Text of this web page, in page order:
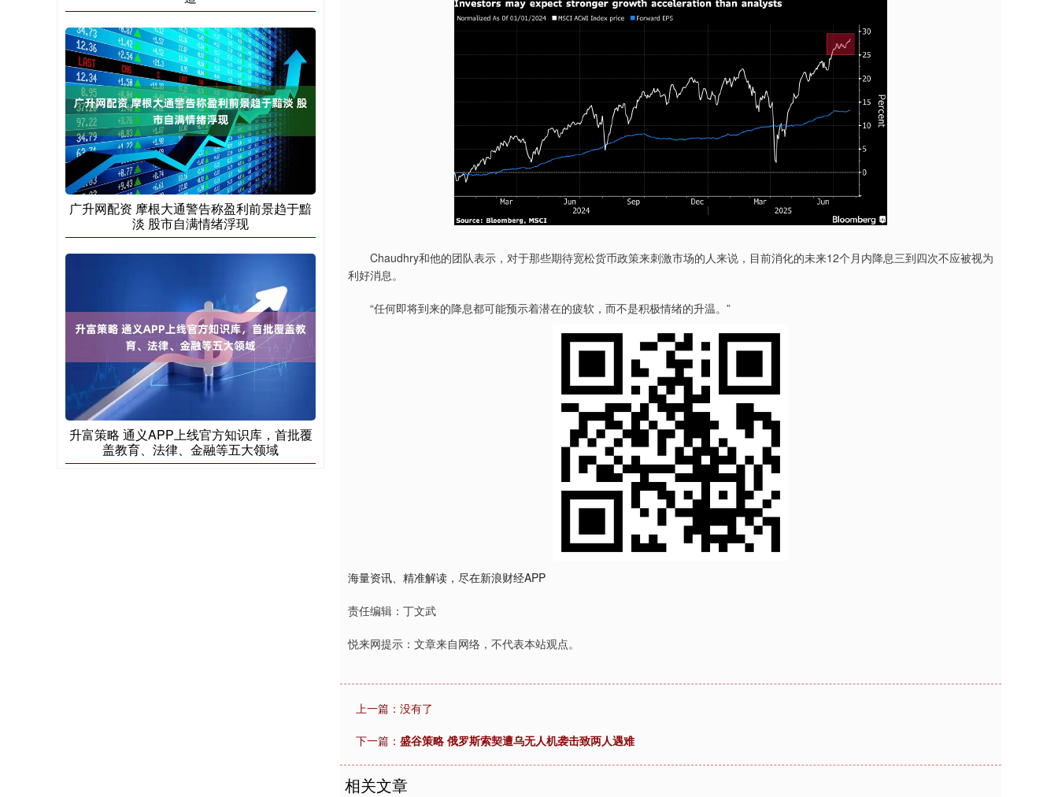
Chaudhry和他的团队表示，对于那些期待宽松货币政策来刺激市场的人来说，目前消化的未来12个月内降息三到四次不应被视为
利好消息。
“任何即将到来的降息都可能预示着潜在的疲软，而不是积极情绪的升温。”
海量资讯、精准解读，尽在新浪财经APP
责任编辑：丁文武
悦来网提示：文章来自网络，不代表本站观点。
上一篇：没有了
下一篇： 盛谷策略 俄罗斯索契遭乌无人机袭击致两人遇难
相关文章
广升网配资 摩根大通警告称盈利前景趋于黯
淡 股市自满情绪浮现
升富策略 通义APP上线官方知识库，首批覆
盖教育、法律、金融等五大领域